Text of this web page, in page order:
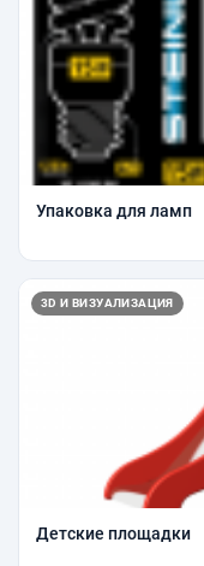
Упаковка для ламп
3D И ВИЗУАЛИЗАЦИЯ
Детские площадки